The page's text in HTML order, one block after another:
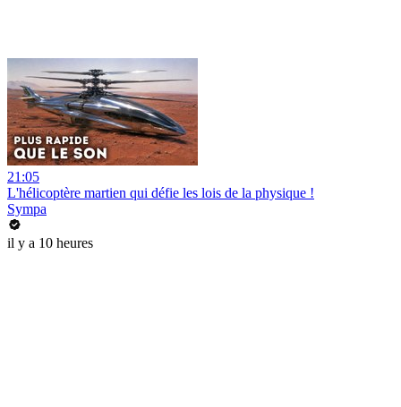
21:05
L'hélicoptère martien qui défie les lois de la physique !
Sympa
il y a 10 heures